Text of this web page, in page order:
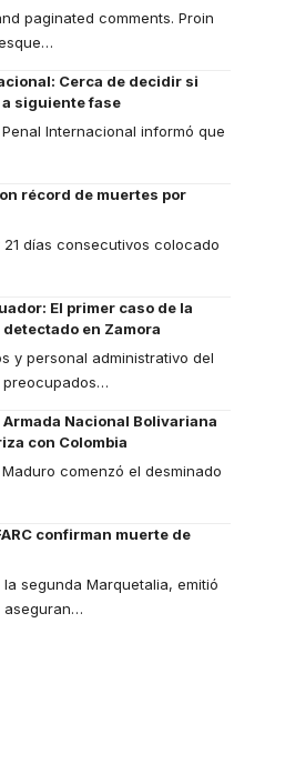
paginated comments. Proin
…
Cerca de decidir si
a siguiente fase
Internacional informó que
récord de muertes por
días consecutivos colocado
El primer caso de la
en Zamora
y personal administrativo del
preocupados…
Nacional Bolivariana
con Colombia
comenzó el desminado
confirman muerte de
segunda Marquetalia, emitió
…